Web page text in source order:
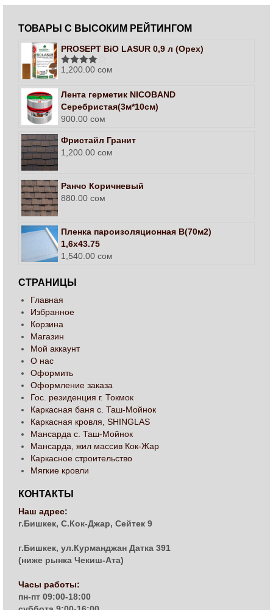
ТОВАРЫ С ВЫСОКИМ РЕЙТИНГОМ
PROSEPT BiO LASUR 0,9 л (Орех)
Оценка
1,200.00 сом
Лента герметик NICOBAND
Серебристая(3м*10см)
900.00 сом
Фристайл Гранит
1,200.00 сом
Ранчо Коричневый
880.00 сом
Пленка пароизоляционная В(70м2)
1,6х43.75
1,540.00 сом
СТРАНИЦЫ
Главная
Избранное
Корзина
Магазин
Мой аккаунт
О нас
Оформить
Оформление заказа
Гос. резиденция г. Токмок
Каркасная баня с. Таш-Мойнок
Каркасная кровля, SHINGLAS
Мансарда с. Таш-Мойнок
Мансарда, жил массив Кок-Жар
Каркасное строительство
Мягкие кровли
КОНТАКТЫ
Наш адрес:
г.Бишкек, С.Кок-Джар, Сейтек 9
г.Бишкек, ул.Курманджан Датка 391
(ниже рынка Чекиш-Ата)
Часы работы:
пн-пт 09:00-18:00